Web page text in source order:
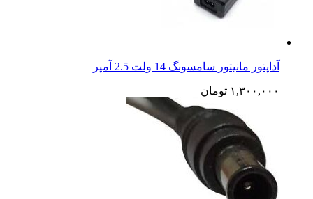
آداپتور مانیتور سامسونگ 14 ولت 2.5 آمپر
۱,۳۰۰,۰۰۰ تومان